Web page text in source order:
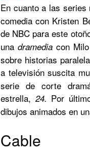
En cuanto a las
comedia con Kristen
de NBC para este
una dramedia con
sobre historias
a televisión suscita
serie de corte
estrella, 24. Por
dibujos animados en
Cable